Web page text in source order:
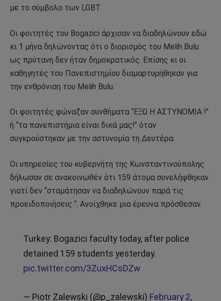
με το σύμβολο των LGBT.
Οι φοιτητές του Bogazici άρχισαν να διαδηλώνουν εδώ
κι 1 μήνα δηλώνοντας ότι ο διορισμός του Melih Bulu
ως πρύτανη δεν ήταν δημοκρατικός. Επίσης κι οι
καθηγητές του Πανεπιστημίου διαμαρτυρήθηκαν για
την ενθρόνιση του Melih Bulu.
Οι φοιτητές φώναζαν συνθήματα “ΕΞΩ Η ΑΣΤΥΝΟΜΙΑ !”
ή “τα πανεπιστήμια είναι δικά μας!” όταν
συγκρούστηκαν με την αστυνομία τη Δευτέρα.
Οι υπηρεσίες του κυβερνήτη της Κωνσταντινούπολης
δήλωσαν σε ανακοινωθέν ότι 159 άτομα συνελήφθηκαν
γιατί δεν “σταμάτησαν να διαδηλώνουν παρά τις
προειδοποιήσεις “. Ανοίχθηκε μια έρευνα πρόσθεσαν.
Turkey: Bogazici faculty today, after police
detained 159 students yesterday.
pic.twitter.com/3ZuxHCsDZw
— Piotr Zalewski (@p_zalewski) February 2,